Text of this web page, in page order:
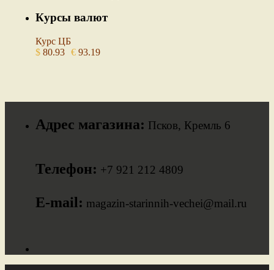
Курсы валют
Курс ЦБ
$ 80.93 € 93.19
Адрес магазина: Псков, Кремль 6
Телефон: +7 921 212 4809
E-mail: magazin-starinnih-vechei@mail.ru